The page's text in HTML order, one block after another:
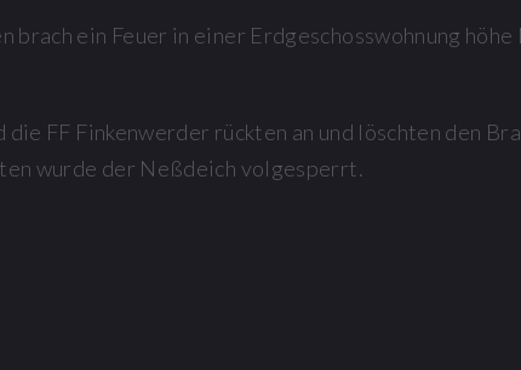
brach ein Feuer in einer Erdgeschosswohnung
die FF Finkenwerder rückten an und löschten den
wurde der Neßdeich volgesperrt.